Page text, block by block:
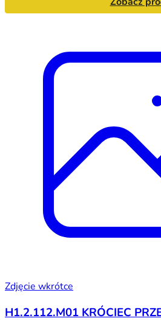
Zdjęcie wkrótce
H1.2.112.M01 KRÓCIEC